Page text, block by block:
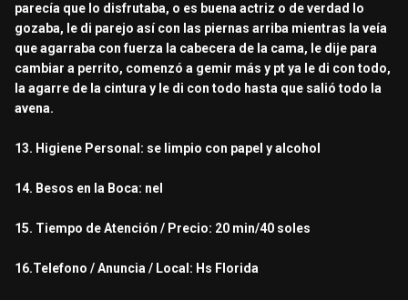
parecía que lo disfrutaba, o es buena actriz o de verdad lo
gozaba, le di parejo así con las piernas arriba mientras la veía
que agarraba con fuerza la cabecera de la cama, le dije para
cambiar a perrito, comenzó a gemir más y pt ya le di con todo,
la agarre de la cintura y le di con todo hasta que salió todo la
avena.
13. Higiene Personal: se limpio con papel y alcohol
14. Besos en la Boca: nel
15. Tiempo de Atención / Precio: 20 min/40 soles
16.Telefono / Anuncia / Local: Hs Florida